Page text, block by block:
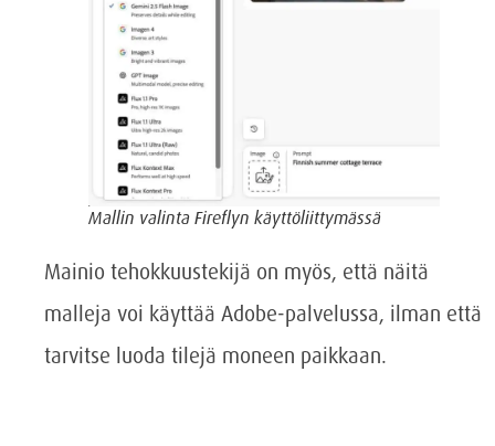
Mallin valinta Fireflyn käyttöliittymässä
Mainio tehokkuustekijä on myös, että näitä
malleja voi käyttää Adobe-palvelussa, ilman että
tarvitse luoda tilejä moneen paikkaan.